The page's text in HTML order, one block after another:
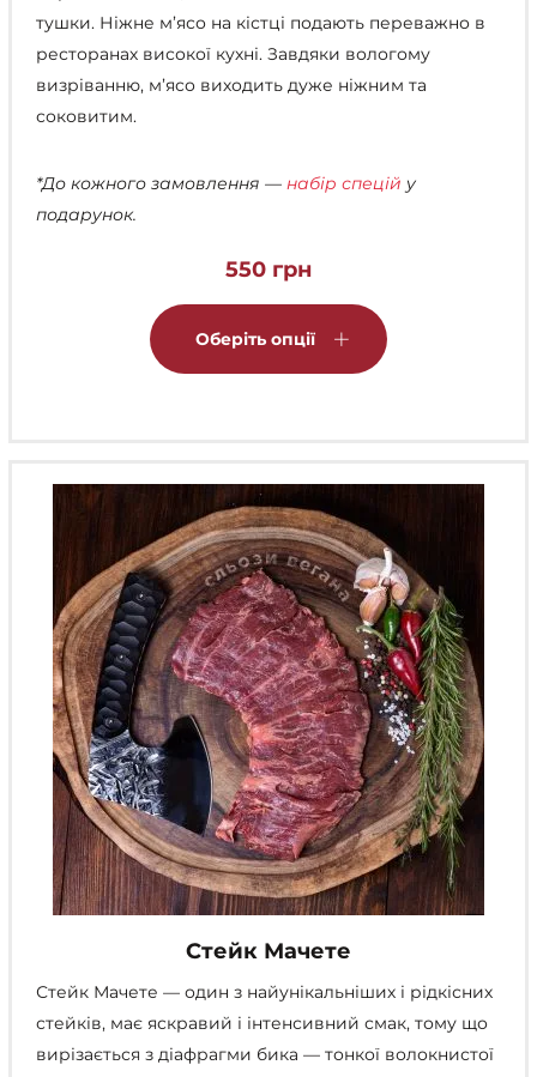
тушки. Ніжне м’ясо на кістці подають переважно в
ресторанах високої кухні. Завдяки вологому
визріванню, м’ясо виходить дуже ніжним та
соковитим.
*До кожного замовлення — набір спецій у
подарунок.
550 грн
Оберіть опції
можна
на
сторінці
товару
Стейк Мачете
Стейк Мачете — один з найунікальніших і рідкісних
стейків, має яскравий і інтенсивний смак, тому що
вирізається з діафрагми бика — тонкої волокнистої